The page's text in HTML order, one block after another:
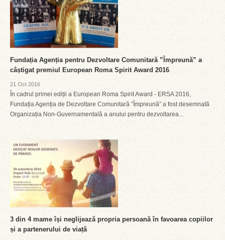
Fundația Agenția pentru Dezvoltare Comunitară ”Împreună” a
câștigat premiul European Roma Spirit Award 2016
21 Oct 2016
În cadrul primei ediții a European Roma Spirit Award - ERSA 2016,
Fundația Agenția de Dezvoltare Comunitară ”Împreună” a fost desemnată
Organizația Non-Guvernamentală a anului pentru dezvoltarea...
3 din 4 mame își neglijează propria persoană în favoarea copiilor
și a partenerului de viață